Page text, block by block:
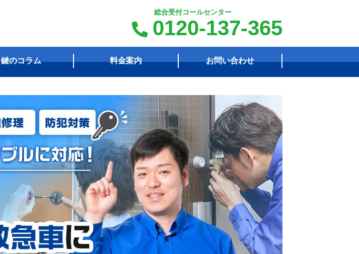
総合受付コールセンター
0120-137-365
鍵のコラム 料金案内 お問い合わせ